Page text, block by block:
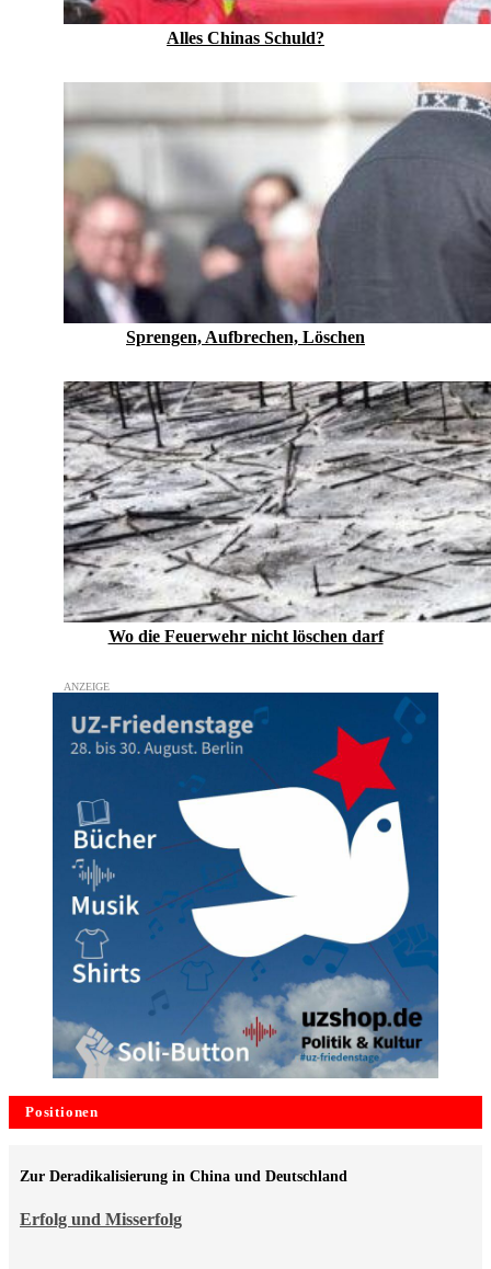
Alles Chinas Schuld?
Sprengen, Aufbrechen, Löschen
Wo die Feuerwehr nicht löschen darf
Positionen
Erfolg und Misserfolg
Zur Deradikalisierung in China und Deutschland